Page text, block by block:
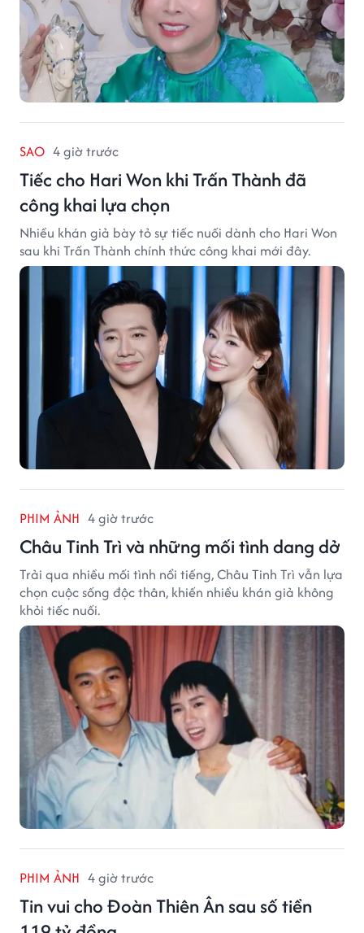
SAO 4 giờ trước
Tiếc cho Hari Won khi Trấn Thành đã
công khai lựa chọn
Nhiều khán giả bày tỏ sự tiếc nuối dành cho Hari Won
sau khi Trấn Thành chính thức công khai mới đây.
PHIM ẢNH 4 giờ trước
Châu Tinh Trì và những mối tình dang dở
Trải qua nhiều mối tình nổi tiếng, Châu Tinh Trì vẫn lựa
chọn cuộc sống độc thân, khiến nhiều khán giả không
khỏi tiếc nuối.
PHIM ẢNH 4 giờ trước
Tin vui cho Đoàn Thiên Ân sau số tiền